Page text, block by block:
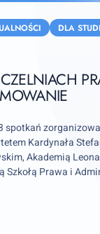
DLA
spotkań
Kardynała
Akademią
Szkołą Prawa i